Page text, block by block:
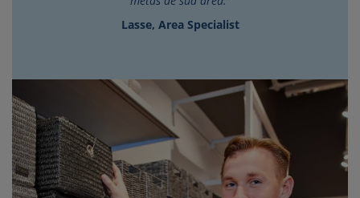
Lasse, Area Specialist